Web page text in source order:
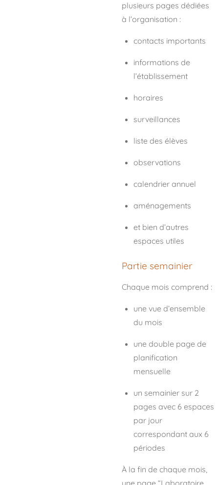
plusieurs pages dédiées
à l’organisation :
contacts importants
informations de
l’établissement
horaires
surveillances
liste des élèves
observations
calendrier annuel
aménagements
et bien d’autres
espaces utiles
Partie semainier
Chaque mois comprend :
une vue d’ensemble
du mois
une double page de
planification
mensuelle
un semainier sur 2
pages avec 6 espaces
par jour
correspondant aux 6
périodes
À la fin de chaque mois,
une page “Laboratoire